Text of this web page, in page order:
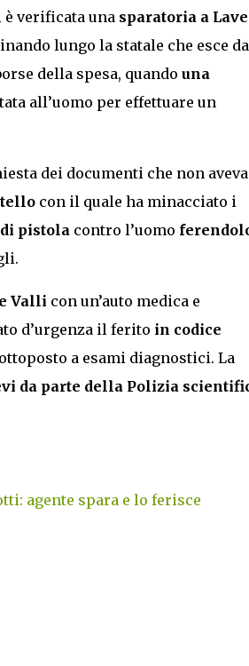
è verificata una sparatoria a
lungo la statale che esce
della spesa, quando una
all’uomo per effettuare un
dei documenti che non
con il quale ha minacciato i
pistolacontro l’uomo
Valli con un’auto medica e
d’urgenza il ferito in codice
a esami diagnostici. La
da parte della Polizia
agente spara e lo ferisce